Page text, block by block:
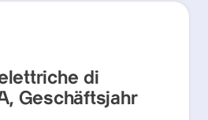
di
Geschäftsjahr